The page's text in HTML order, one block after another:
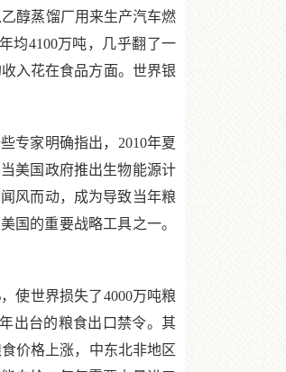
醇蒸馏厂用来生产汽车燃
均4100万吨，几乎翻了一
入花在食品方面。世界银
专家明确指出，2010年夏
美国政府推出生物能源计
风而动，成为导致当年粮
国的重要战略工具之一。
使世界损失了4000万吨粮
出台的粮食出口禁令。其
价格上涨，中东北非地区